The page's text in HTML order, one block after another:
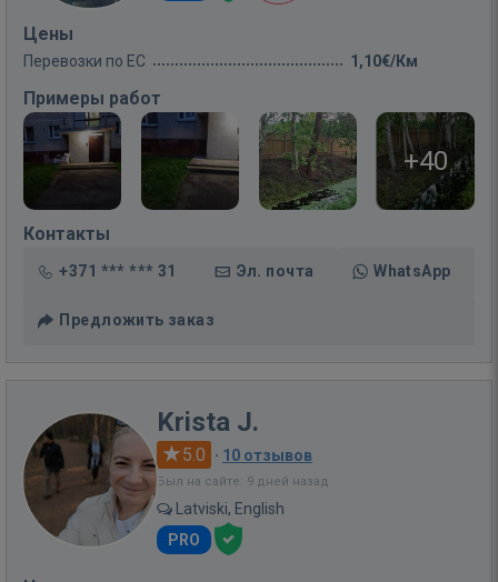
Цены
Перевозки по ЕС 1,10€/Км
Примеры работ
+40
Контакты
+371 *** *** 31 Эл. почта WhatsApp
Предложить заказ
Krista J.
5.0 · 10 отзывов
Был на сайте: 9 дней назад
Latviski, English
PRO